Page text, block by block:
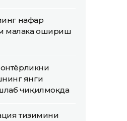
нафар
малака ошириш
янги
чиқилмоқда
тизимини